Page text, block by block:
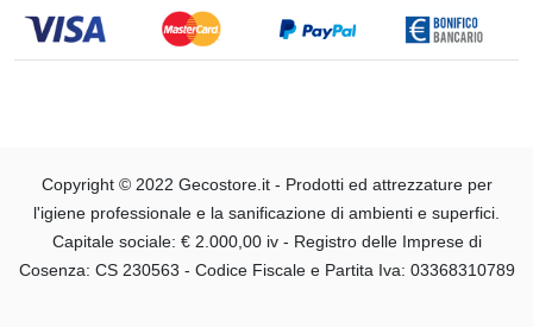
Copyright © 2022 Gecostore.it - ​​Prodotti ed attrezzature per
l'igiene professionale e la sanificazione di ambienti e superfici.
Capitale sociale: € 2.000,00 iv - Registro delle Imprese di
Cosenza: CS 230563 - Codice Fiscale e Partita Iva: 03368310789